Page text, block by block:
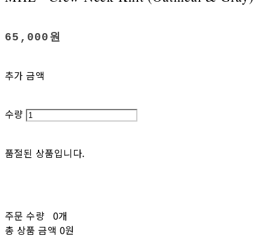
65,000원
추가 금액
수량
품절된 상품입니다.
주문 수량 0개
총 상품 금액 0원